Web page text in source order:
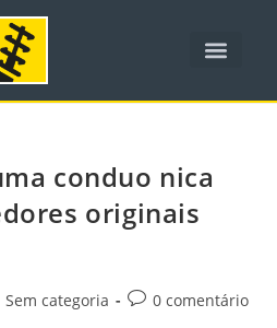
conduo nica
originais
Sem categoria 0 comentário